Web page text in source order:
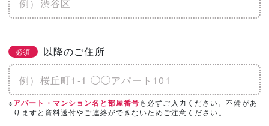
必須 以降のご住所
※アパート・マンション名と部屋番号も必ずご入力ください。不備があ
りますと資料送付やご連絡ができないためご注意ください。